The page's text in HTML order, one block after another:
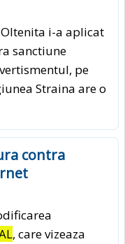
i-a aplicat
sanctiune
pe
Straina are o
contra
, care vizeaza